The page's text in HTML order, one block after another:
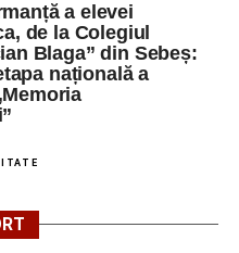
a elevei
de la Colegiul
Blaga” din Sebeș:
națională a